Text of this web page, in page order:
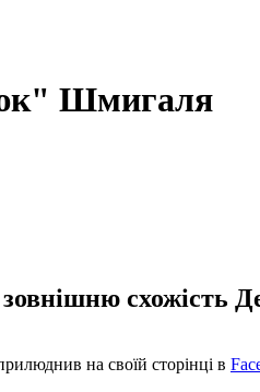
Шмигаля
зовнішню
на своїй сторінці в